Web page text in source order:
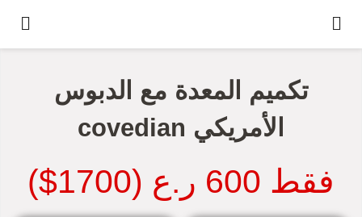
تكميم المعدة مع الدبوس
الأمريكي covedian
فقط 600 ر.ع (1700$)